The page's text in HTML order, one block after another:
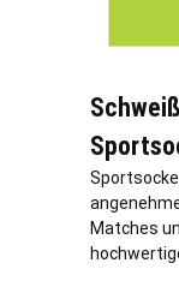
Matches